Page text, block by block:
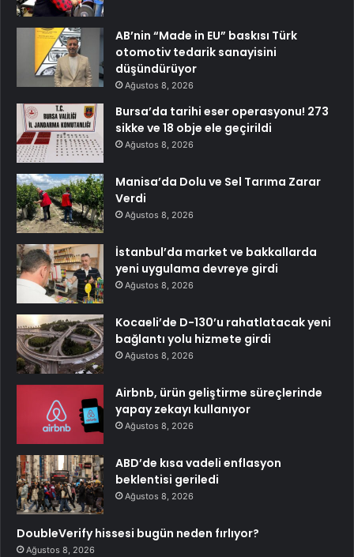
AB’nin “Made in EU” baskısı Türk
otomotiv tedarik sanayisini
düşündürüyor
Ağustos 8, 2026
Bursa’da tarihi eser operasyonu! 273
sikke ve 18 obje ele geçirildi
Ağustos 8, 2026
Manisa’da Dolu ve Sel Tarıma Zarar
Verdi
Ağustos 8, 2026
İstanbul’da market ve bakkallarda
yeni uygulama devreye girdi
Ağustos 8, 2026
Kocaeli’de D-130’u rahatlatacak yeni
bağlantı yolu hizmete girdi
Ağustos 8, 2026
Airbnb, ürün geliştirme süreçlerinde
yapay zekayı kullanıyor
Ağustos 8, 2026
ABD’de kısa vadeli enflasyon
beklentisi geriledi
Ağustos 8, 2026
DoubleVerify hissesi bugün neden fırlıyor?
Ağustos 8, 2026